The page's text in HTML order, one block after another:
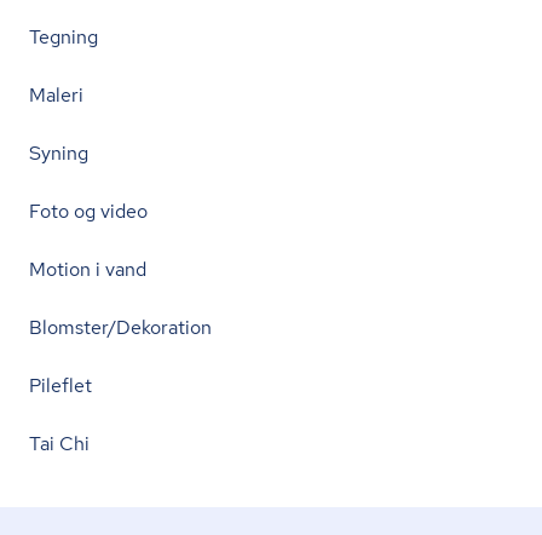
Tegning
Maleri
Syning
Foto og video
Motion i vand
Blomster/Dekoration
Pileflet
Tai Chi